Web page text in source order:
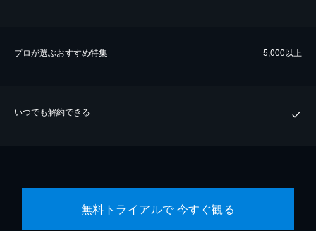
プロが選ぶおすすめ特集 5,000以上
いつでも解約できる
無料トライアルで 今すぐ観る